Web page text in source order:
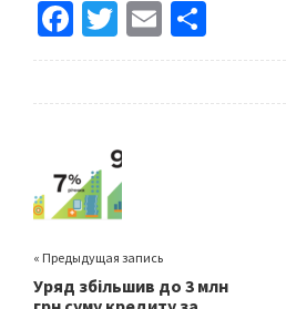
Fa
ce
o
k
T
wi
E
m h
« Предыдущая запись
Уряд збільшив до 3 млн